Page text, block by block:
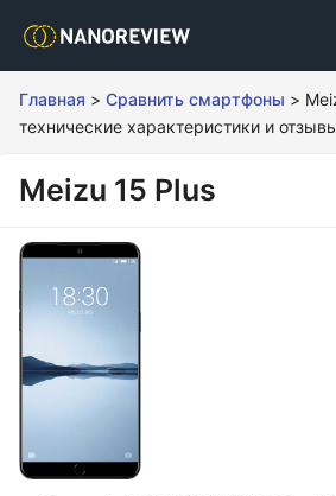
Главная > Сравнить смартфоны >
технические характеристики и
Meizu 15 Plus